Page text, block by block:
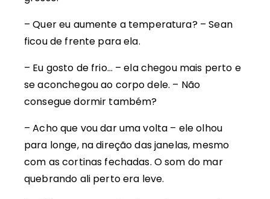
– Quer eu aumente a temperatura? – Sean
ficou de frente para ela.
– Eu gosto de frio… – ela chegou mais perto e
se aconchegou ao corpo dele. – Não
consegue dormir também?
– Acho que vou dar uma volta – ele olhou
para longe, na direção das janelas, mesmo
com as cortinas fechadas. O som do mar
quebrando ali perto era leve.